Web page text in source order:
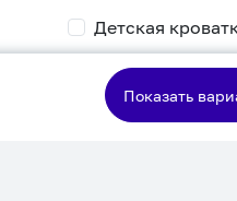
Детская
Двухъярусная
кровать
Показать